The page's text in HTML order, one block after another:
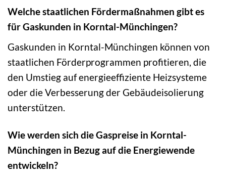
Welche staatlichen Fördermaßnahmen gibt es
für Gaskunden in Korntal-Münchingen?
Gaskunden in Korntal-Münchingen können von
staatlichen Förderprogrammen profitieren, die
den Umstieg auf energieeffiziente Heizsysteme
oder die Verbesserung der Gebäudeisolierung
unterstützen.
Wie werden sich die Gaspreise in Korntal-
Münchingen in Bezug auf die Energiewende
entwickeln?